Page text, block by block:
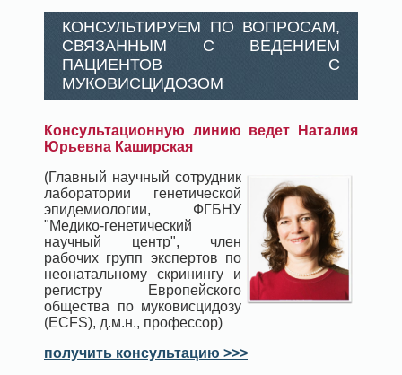
КОНСУЛЬТИРУЕМ ПО ВОПРОСАМ,
СВЯЗАННЫМ С ВЕДЕНИЕМ
ПАЦИЕНТОВ С
МУКОВИСЦИДОЗОМ
Консультационную линию ведет Наталия
Юрьевна Каширская
(Главный научный сотрудник
лаборатории генетической
эпидемиологии, ФГБНУ
"Медико-генетический
научный центр", член
рабочих групп экспертов по
неонатальному скринингу и
регистру Европейского
общества по муковисцидозу
(ECFS), д.м.н., профессор)
получить консультацию >>>